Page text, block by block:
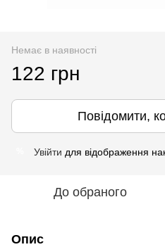
Немає в наявності
122 грн
Повідомити,
Увійти для відображення
До обраного
Опис